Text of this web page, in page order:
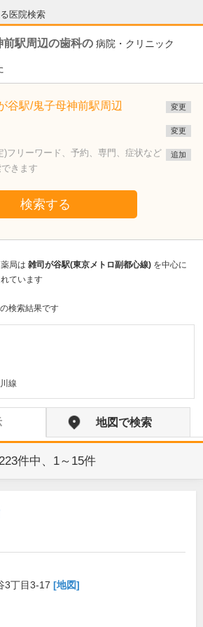
医院検索
駅周辺の歯科の 病院・クリニック
谷駅/鬼子母神前駅周辺 変更
変更
)フリーワード、予約、専門、症状など
きます
追加
検索する
局は 雑司が谷駅(東京メトロ副都心線) を中心に
ています
検索結果です
線
地図で検索
件中、 1～15件
3丁目3-17 [地図]